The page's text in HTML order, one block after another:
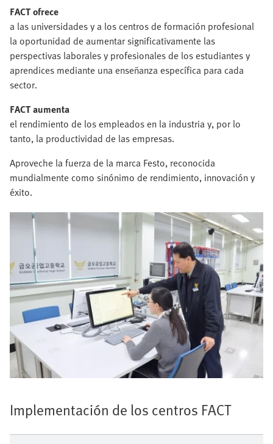
FACT ofrece
a las universidades y a los centros de formación profesional
la oportunidad de aumentar significativamente las
perspectivas laborales y profesionales de los estudiantes y
aprendices mediante una enseñanza específica para cada
sector.
FACT aumenta
el rendimiento de los empleados en la industria y, por lo
tanto, la productividad de las empresas.
Aproveche la fuerza de la marca Festo, reconocida
mundialmente como sinónimo de rendimiento, innovación y
éxito.
Implementación de los centros FACT